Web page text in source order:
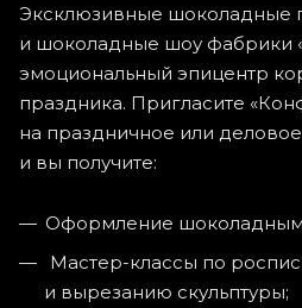
Эксклюзивные шоколадные
и шоколадные шоу фабрики
эмоциональный эпицентр
праздника. Пригласите
на праздничное или
и вы получите:
Оформление
Мастер-классы по
и вырезанию скульптуры;